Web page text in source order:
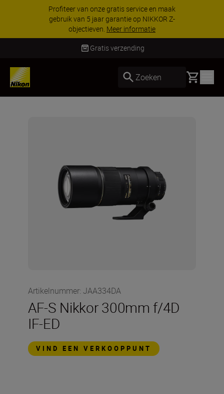
Profiteer van onze gratis service en maak
gebruik van 5 jaar garantie op NIKKOR Z-
objectieven. Meer informatie
Gratis verzending
Zoeken Basket
Artikelnummer: JAA334DA
AF-S Nikkor 300mm f/4D
IF-ED
VIND EEN VERKOOPPUNT